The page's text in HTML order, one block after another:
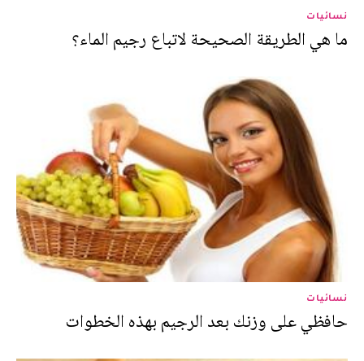
نسائيات
ما هي الطريقة الصحيحة لاتباع رجيم الماء؟
نسائيات
حافظي على وزنك بعد الرجيم بهذه الخطوات